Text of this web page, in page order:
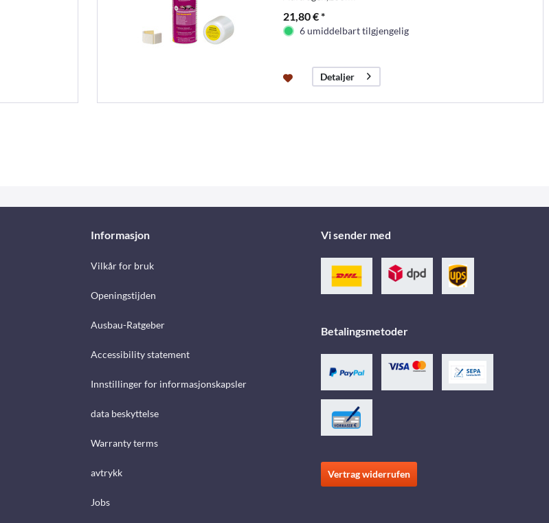
21,80 € *
6 umiddelbart tilgjengelig
Detaljer
Informasjon
Vilkår for bruk
Openingstijden
Ausbau-Ratgeber
Accessibility statement
Innstillinger for informasjonskapsler
data beskyttelse
Warranty terms
avtrykk
Jobs
Vi sender med
Betalingsmetoder
Vertrag widerrufen